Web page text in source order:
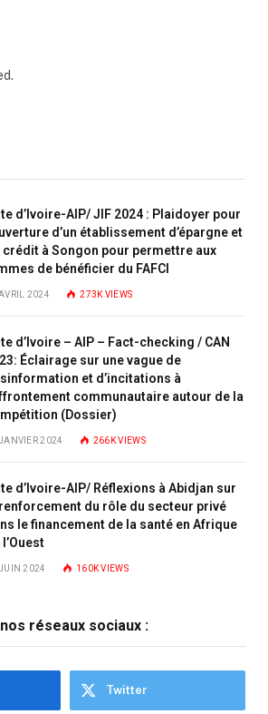
d’Ivoire-AIP/ JIF 2024 : Plaidoyer pour
d’un établissement d’épargne et
crédit à Songon pour permettre aux
de bénéficier du FAFCI
2024 273K VIEWS
d’Ivoire – AIP – Fact-checking / CAN
Éclairage sur une vague de
et d’incitations à
communautaire autour de la
(Dossier)
2024 266KVIEWS
d’Ivoire-AIP/ Réflexions à Abidjan sur
renforcement du rôle du secteur privé
le financement de la santé en Afrique
l’Ouest
2024 160KVIEWS
réseaux sociaux :
Twitter